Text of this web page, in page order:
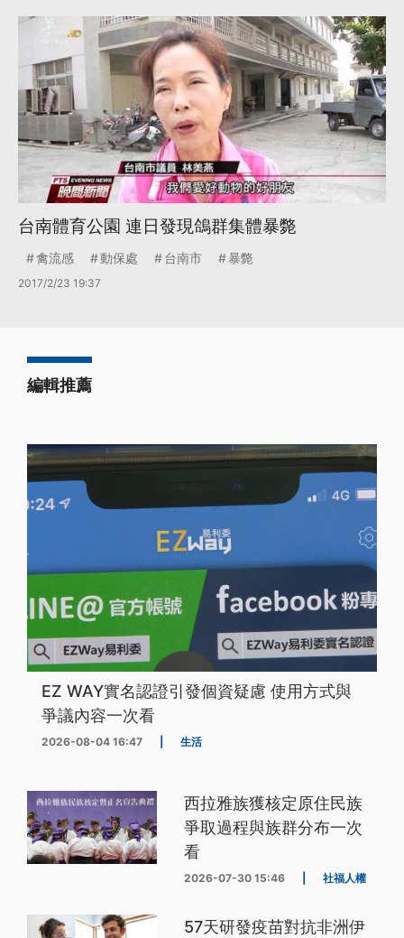
台南體育公園 連日發現鴿群集體暴斃
禽流感 動保處 台南市 暴斃
2017/2/23 19:37
編輯推薦
EZ WAY實名認證引發個資疑慮 使用方式與
爭議內容一次看
2026-08-04 16:47 生活
西拉雅族獲核定原住民族
爭取過程與族群分布一次
看
2026-07-30 15:46 社福人權
57天研發疫苗對抗非洲伊